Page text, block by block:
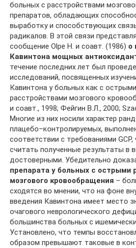
больных с расстройствами
препаратов, обладающих
выработку и способствующих
радикалов. В этой связи
сообщение Olpe H. и соавт. (1986) о
Кавинтона мощных
течение последних лет был
исследований, посвященных
Кавинтона у больных как с
расстройствами мозгового
и соавт., 1998; Фейгин В.Л., 2000;
Многие из них носили характер
плацебо–контролируемых,
соответствии с требованиями
считать полученные результаты в
достоверными. Убедительно
препарата у больных с острыми
мозгового кровообращения –
сходятся во мнении, что на фоне
введения Кавинтона имеет место
очагового неврологического
большинства больных с
Установлено, что темпы
образом превышают таковые в